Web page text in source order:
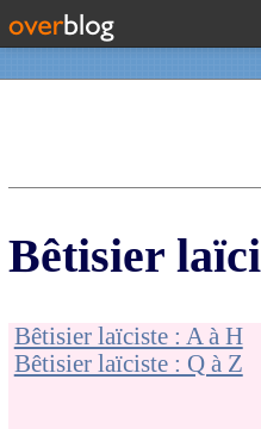
Bêtisier
Bêtisier laïciste : A à H
Bêtisier laïciste : Q à Z